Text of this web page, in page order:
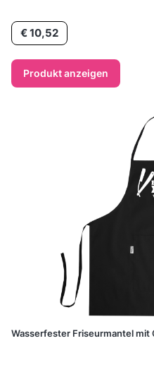
Preis
€ 10,52
Produkt anzeigen
Wasserfester Friseurmantel mit